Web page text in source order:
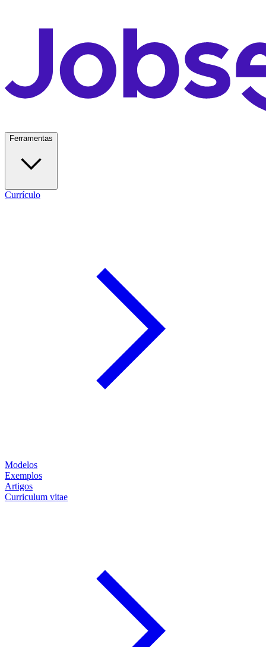
Ferramentas
Currículo
Modelos
Exemplos
Artigos
Curriculum vitae